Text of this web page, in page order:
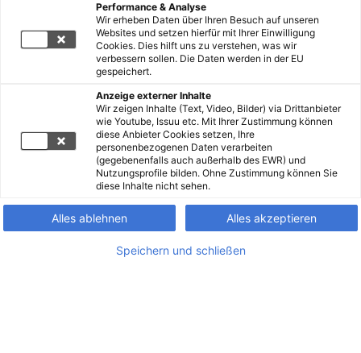
Performance & Analyse
Wir erheben Daten über Ihren Besuch auf unseren
Websites und setzen hierfür mit Ihrer Einwilligung
Cookies. Dies hilft uns zu verstehen, was wir
verbessern sollen. Die Daten werden in der EU
gespeichert.
Anzeige externer Inhalte
Wir zeigen Inhalte (Text, Video, Bilder) via Drittanbieter
wie Youtube, Issuu etc. Mit Ihrer Zustimmung können
diese Anbieter Cookies setzen, Ihre
personenbezogenen Daten verarbeiten
(gegebenenfalls auch außerhalb des EWR) und
Nutzungsprofile bilden. Ohne Zustimmung können Sie
diese Inhalte nicht sehen.
Alles ablehnen Alles akzeptieren
Speichern und schließen